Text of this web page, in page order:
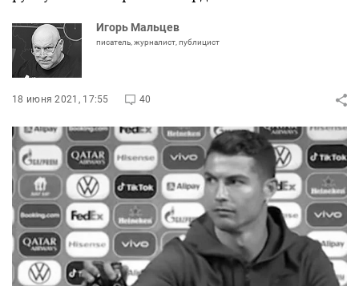
Игорь Мальцев
писатель, журналист, публицист
18 июня 2021, 17:55 40